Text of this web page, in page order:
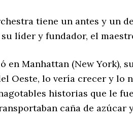
tiene un antes y un
líder y fundador, el
en Manhattan (New York),
Oeste, lo vería crecer y lo
historias que le
caña de azúcar